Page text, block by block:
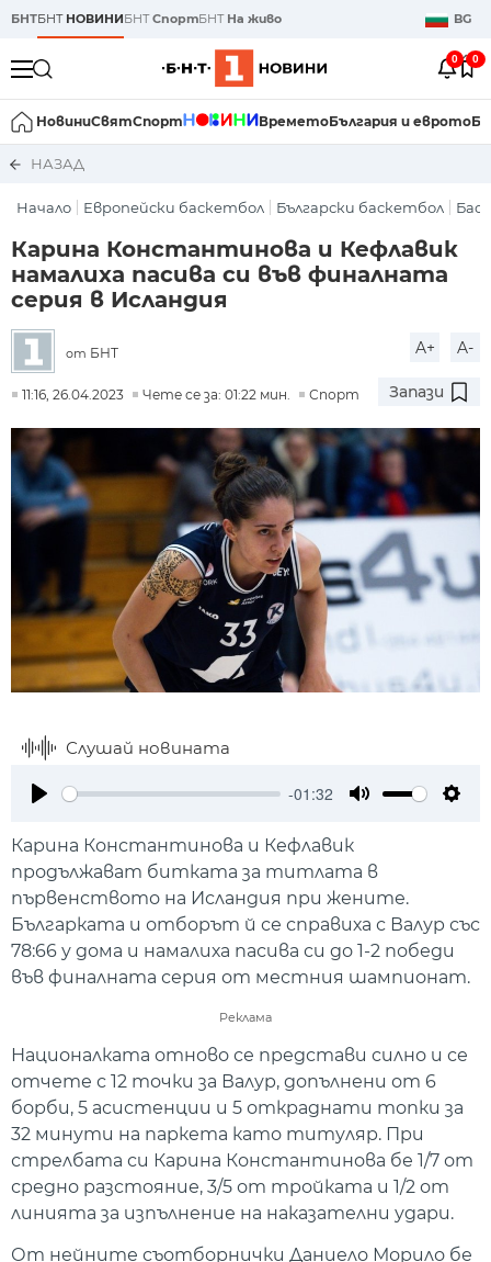
БНТБНТ НОВИНИБНТСпортБНТ На живо BG
0 0
НовиниСвятСпорт ВреметоБългария и еврото
НАЗАД
Начало Европейски баскетбол Български баскетбол
Карина Константинова и Кефлавик
намалиха пасива си във финалната
серия в Исландия
от БНТ A+ A-
11:16, 26.04.2023 Чете се за: 01:22 мин. Спорт Запази
Слушай новината
-01:32
Карина Константинова и Кефлавик
продължават битката за титлата в
първенството на Исландия при жените.
Българката и отборът й се справиха с Валур със
78:66 у дома и намалиха пасива си до 1-2 победи
във финалната серия от местния шампионат.
Реклама
Националката отново се представи силно и се
отчете с 12 точки за Валур, допълнени от 6
борби, 5 асистенции и 5 откраднати топки за
32 минути на паркета като титуляр. При
стрелбата си Карина Константинова бе 1/7 от
средно разстояние, 3/5 от тройката и 1/2 от
линията за изпълнение на наказателни удари.
От нейните съотборнички Даниело Морило бе